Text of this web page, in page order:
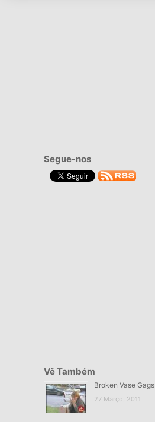
Segue-nos
Vê Também
Broken Vase Gags
27 Março, 2011